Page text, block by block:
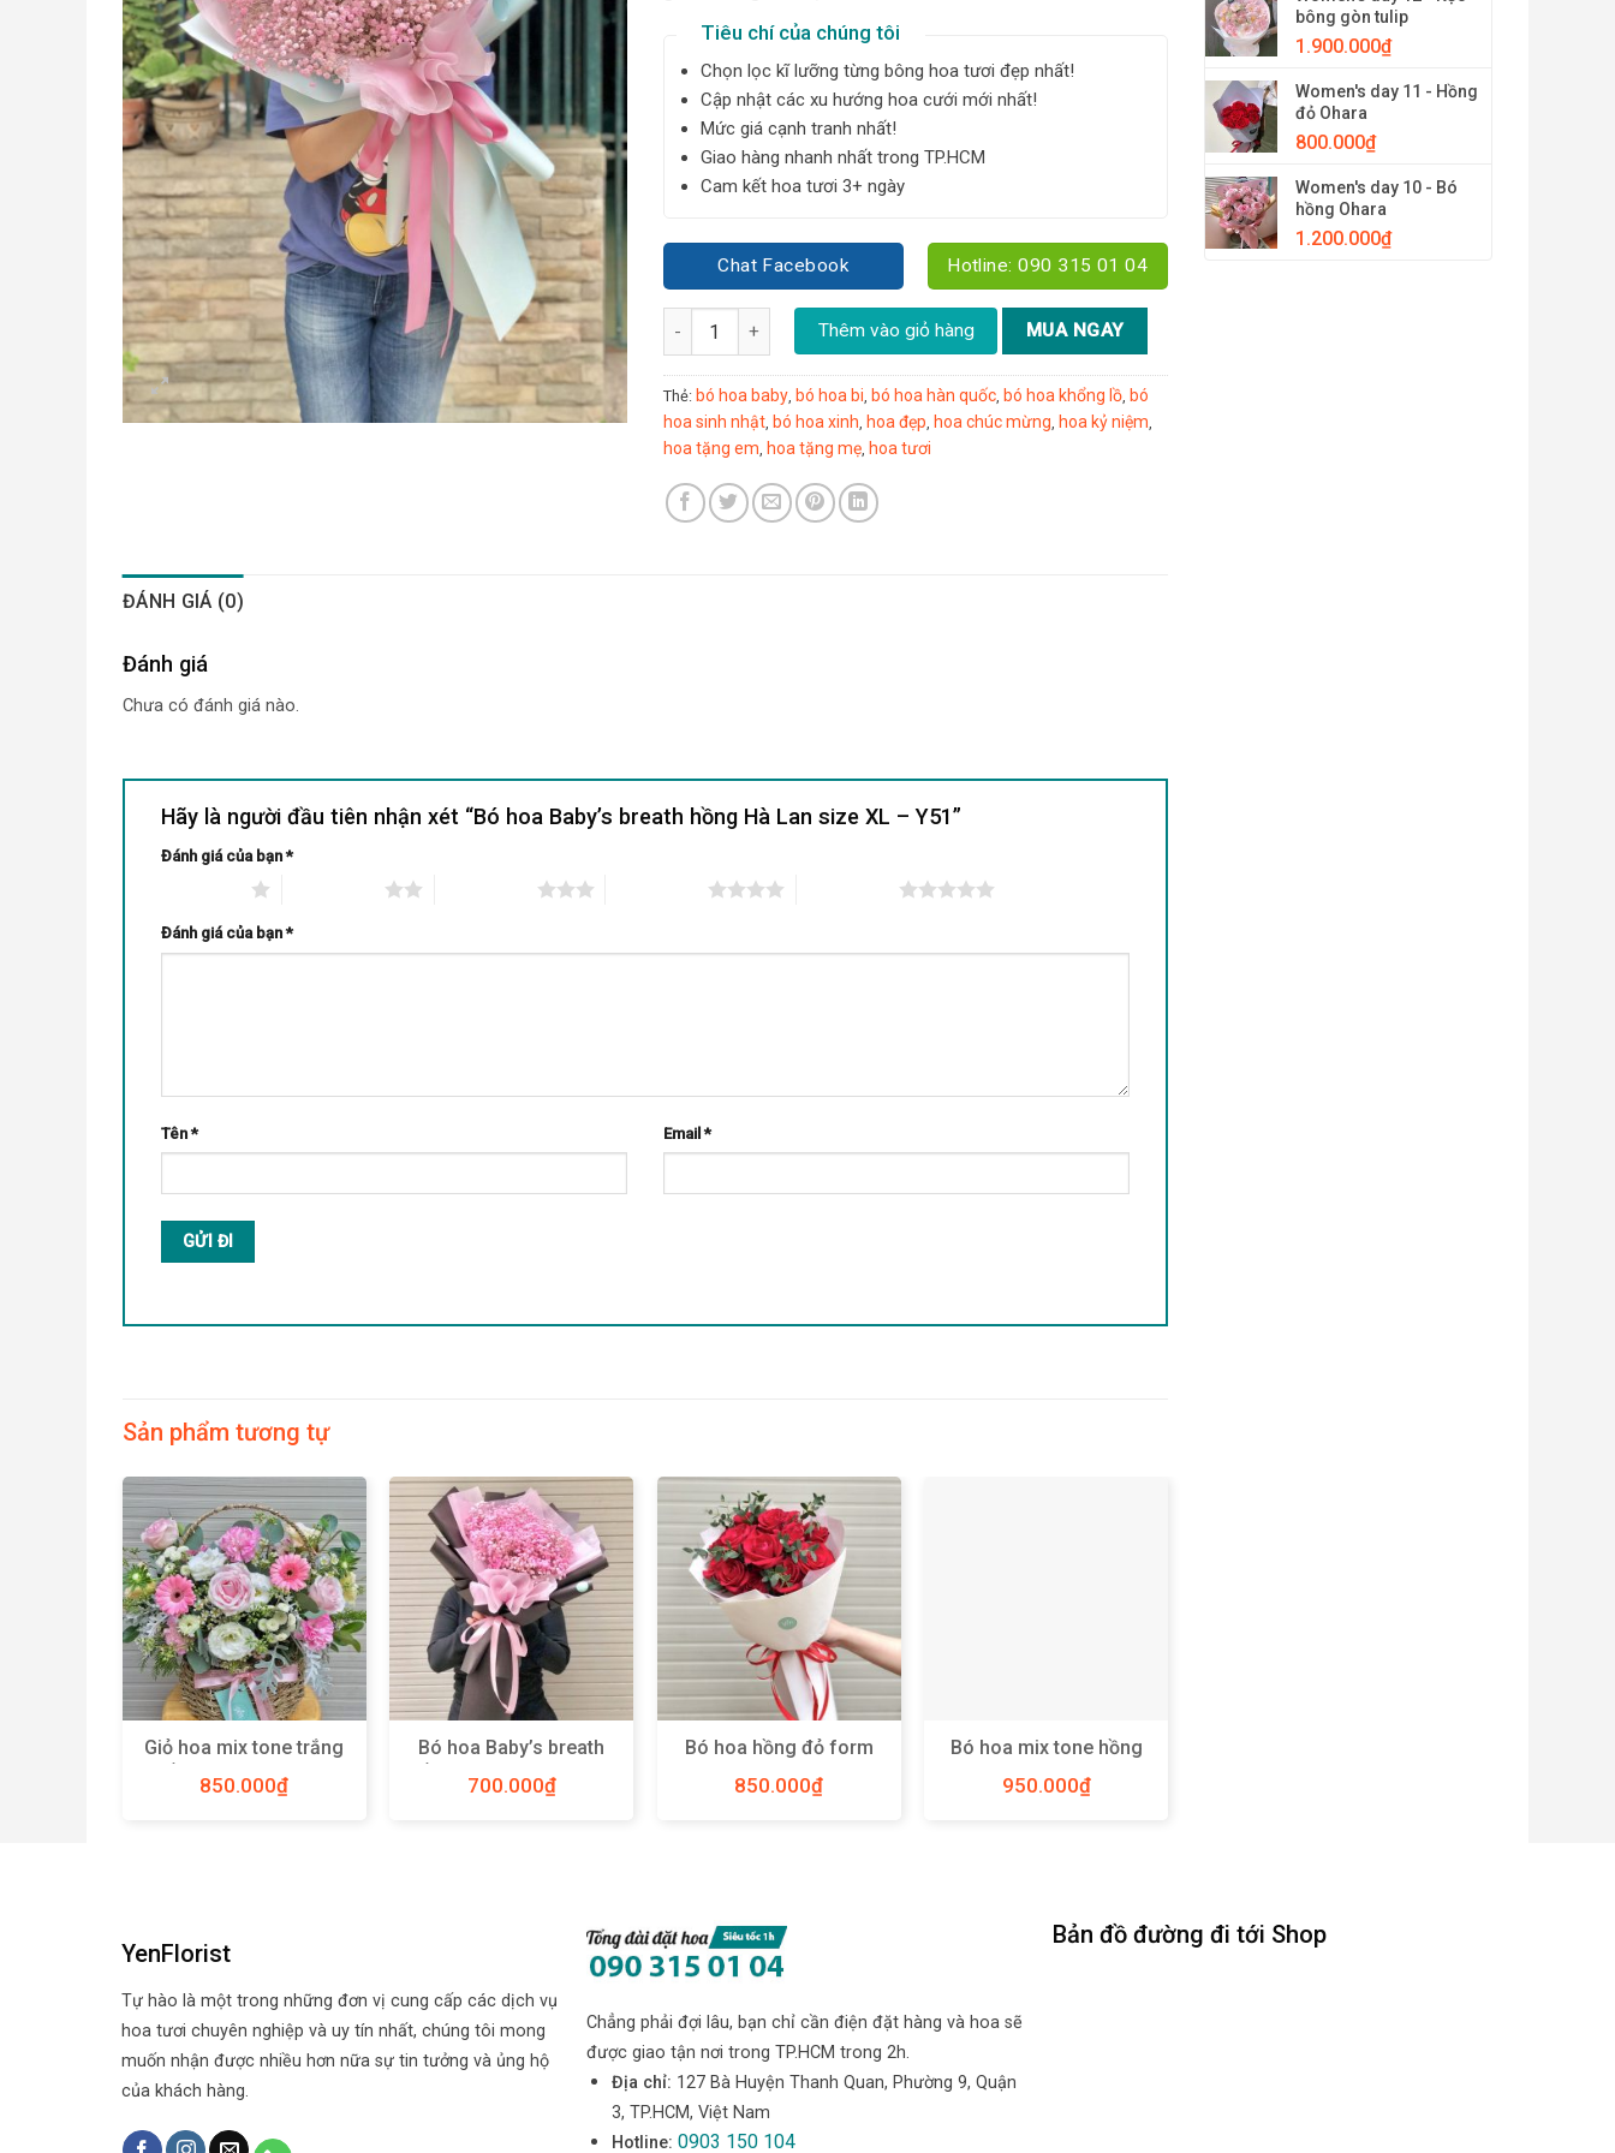
bông gòn tulip
1.900.000₫
Women's day 11 - Hồng
đỏ Ohara
800.000₫
Women's day 10 - Bó
hồng Ohara
1.200.000₫
Tiêu chí của chúng tôi
Chọn lọc kĩ lưỡng từng bông hoa tươi đẹp nhất!
Cập nhật các xu hướng hoa cưới mới nhất!
Mức giá cạnh tranh nhất!
Giao hàng nhanh nhất trong TP.HCM
Cam kết hoa tươi 3+ ngày
Chat Facebook Hotline: 090 315 01 04
Bó hoa Baby's breath hồng Hà Lan size XL - Y51 số lượng
Thêm vào giỏ hàng MUA NGAY
Thẻ: bó hoa baby, bó hoa bi, bó hoa hàn quốc, bó hoa khổng lồ, bó
hoa sinh nhật, bó hoa xinh, hoa đẹp, hoa chúc mừng, hoa kỷ niệm,
hoa tặng em, hoa tặng mẹ, hoa tươi
ĐÁNH GIÁ (0)
Đánh giá
Chưa có đánh giá nào.
Hãy là người đầu tiên nhận xét “Bó hoa Baby’s breath hồng Hà Lan size XL – Y51”
Đánh giá của bạn*
Đánh giá của bạn*
Tên* Email*
Sản phẩm tương tự
Giỏ hoa mix tone trắng
hồng size M – Y82
850.000₫
Bó hoa Baby’s breath
hồng Hà Lan size M –
Y52
700.000₫
Bó hoa hồng đỏ form
tròn size M – Y37
850.000₫
Bó hoa mix tone hồng
size M – Y28
950.000₫
YenFlorist
Tự hào là một trong những đơn vị cung cấp các dịch vụ
hoa tươi chuyên nghiệp và uy tín nhất, chúng tôi mong
muốn nhận được nhiều hơn nữa sự tin tưởng và ủng hộ
của khách hàng.
Chẳng phải đợi lâu, bạn chỉ cần điện đặt hàng và hoa sẽ
được giao tận nơi trong TP.HCM trong 2h.
Địa chỉ: 127 Bà Huyện Thanh Quan, Phường 9, Quận
3, TP.HCM, Việt Nam
Hotline: 0903 150 104
Bản đồ đường đi tới Shop